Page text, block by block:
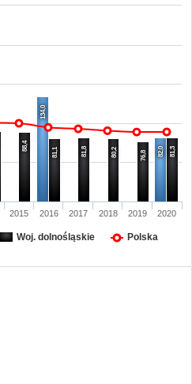
134,0
82,0
88,4
81,1 81,8 80,2 76,8 81,3
2015 2016 2017 2018 2019 2020
Woj. dolnośląskie Polska